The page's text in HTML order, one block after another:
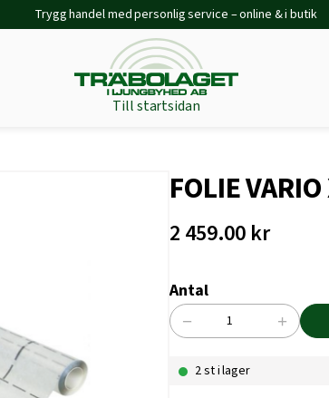
Trygg handel med personlig service – online & i butik
Till startsidan
FOLIE
2 459.00 kr
Antal
FOLIE
XTRA
− +
2 st i lager